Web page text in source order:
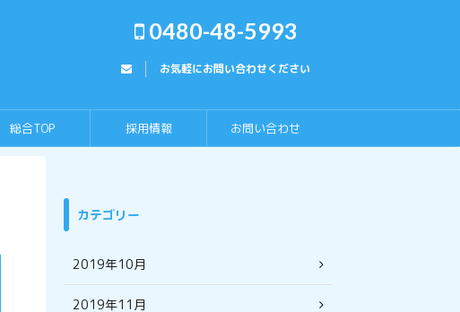
0480-48-5993
お気軽にお問い合わせください
総合TOP 採用情報 お問い合わせ
カテゴリー
2019年10月
2019年11月